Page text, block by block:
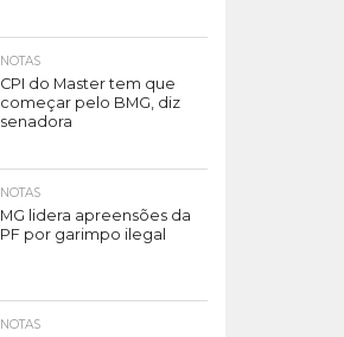
NOTAS
CPI do Master tem que
começar pelo BMG, diz
senadora
NOTAS
MG lidera apreensões da
PF por garimpo ilegal
NOTAS